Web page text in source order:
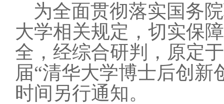
为全面贯彻落实国务
大学相关规定，切实保
全，经综合研判，原定
届“清华大学博士后创新
时间另行通知。